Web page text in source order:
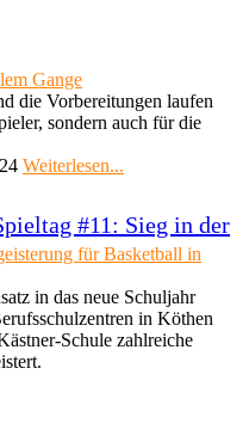
#11: Sieg in der
Gange
die Vorbereitungen laufen
sondern auch für die
Weiterlesen...
für Basketball in
in das neue Schuljahr
in Köthen
Schule zahlreiche